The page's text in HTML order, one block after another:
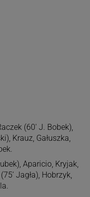
(60′ J. Bobek),
Krauz, Gałuszka,
Aparicio, Kryjak,
Jagła), Hobrzyk,